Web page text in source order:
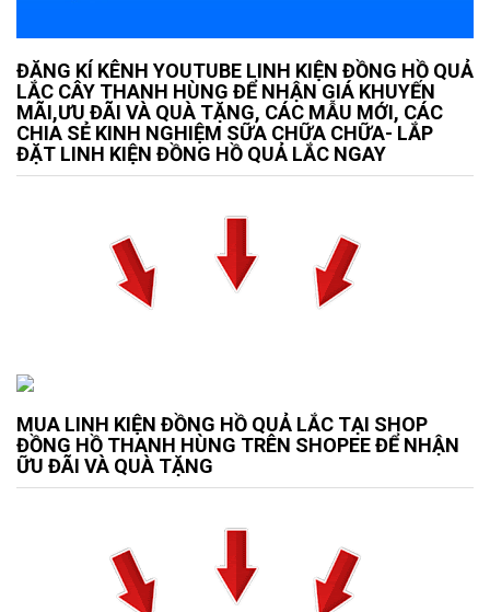
ĐĂNG KÍ KÊNH YOUTUBE LINH KIỆN ĐỒNG HỒ QUẢ
LẮC CÂY THANH HÙNG ĐỂ NHẬN GIÁ KHUYẾN
MÃI,ƯU ĐÃI VÀ QUÀ TẶNG, CÁC MẪU MỚI, CÁC
CHIA SẺ KINH NGHIỆM SỮA CHỮA CHỮA- LẮP
ĐẶT LINH KIỆN ĐỒNG HỒ QUẢ LẮC NGAY
MUA LINH KIỆN ĐỒNG HỒ QUẢ LẮC TẠI SHOP
ĐỒNG HỒ THANH HÙNG TRÊN SHOPEE ĐỂ NHẬN
ỮU ĐÃI VÀ QUÀ TẶNG